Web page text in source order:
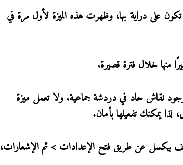
تكون على دراية بها، وظهرت هذه الميزة لأول مرة في
منها خلال فترة قصيرة.
نقاش حاد في دردشة جماعية. ولا تعمل ميزة
لذا يمكنك تفعيلها بأمان.
في الأجهزة التي تعمل بأندرويد 16، مثل هواتف بيكسل عن طريق فتح الإعدادات > ثم الإشعارات،